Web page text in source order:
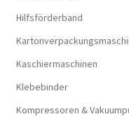
Hilfsförderband
Kaschiermaschinen
Klebebinder
Kompressoren &